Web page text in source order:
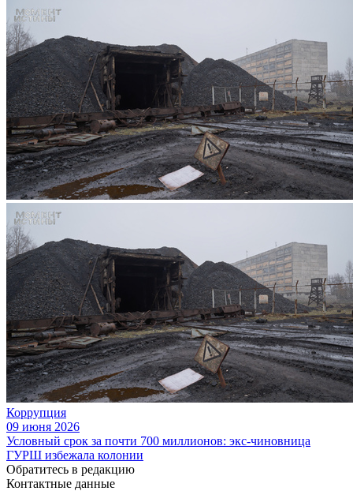
Коррупция
09 июня 2026
Условный срок за почти 700 миллионов: экс-чиновница
ГУРШ избежала колонии
Обратитесь в редакцию
Контактные данные